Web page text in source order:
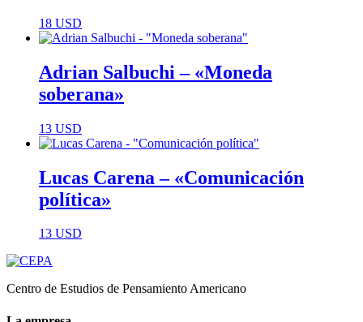
18 USD
Adrian Salbuchi – «Moneda
soberana»
13 USD
Lucas Carena – «Comunicación
política»
13 USD
Centro de Estudios de Pensamiento Americano